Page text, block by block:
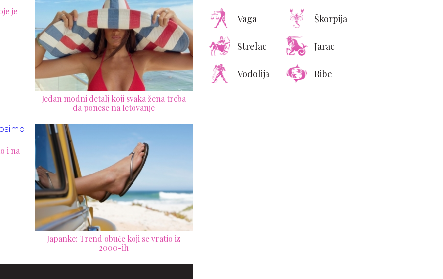
je
Jedan modni detalj koji svaka žena treba
da ponese na letovanje
i na
Japanke: Trend obuće koji se vratio iz
2000-ih
Vaga Škorpija
Strelac Jarac
Vodolija Ribe